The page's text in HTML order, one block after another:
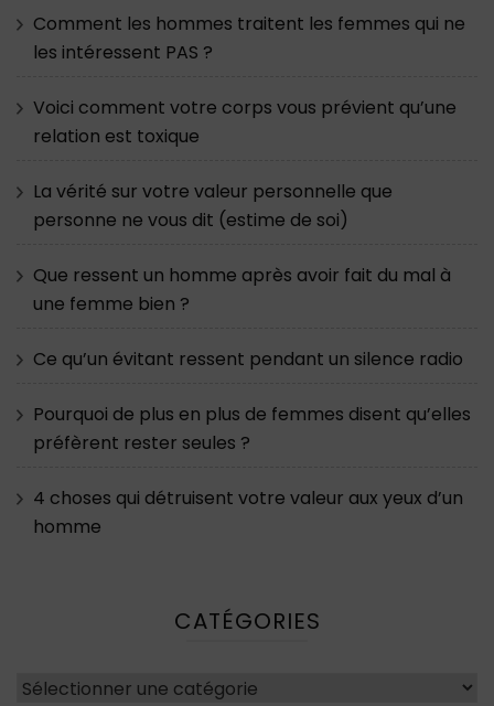
Comment les hommes traitent les femmes qui ne
les intéressent PAS ?
Voici comment votre corps vous prévient qu’une
relation est toxique
La vérité sur votre valeur personnelle que
personne ne vous dit (estime de soi)
Que ressent un homme après avoir fait du mal à
une femme bien ?
Ce qu’un évitant ressent pendant un silence radio
Pourquoi de plus en plus de femmes disent qu’elles
préfèrent rester seules ?
4 choses qui détruisent votre valeur aux yeux d’un
homme
CATÉGORIES
Catégories